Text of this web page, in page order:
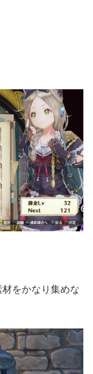
材をかなり集めな